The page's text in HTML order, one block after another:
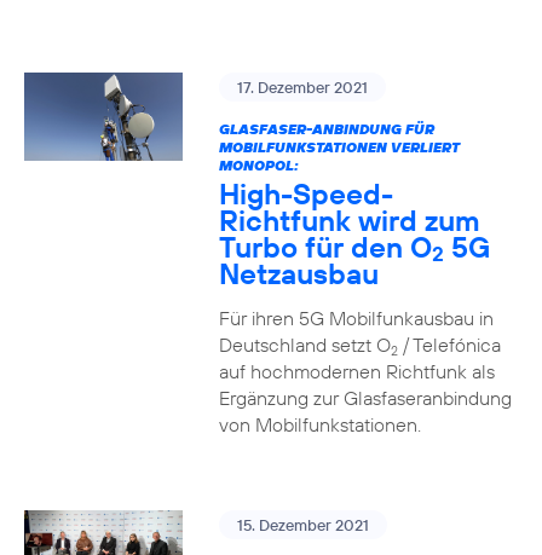
17. Dezember 2021
GLASFASER-ANBINDUNG FÜR
MOBILFUNKSTATIONEN VERLIERT
MONOPOL:
High-Speed-
Richtfunk wird zum
Turbo für den O2 5G
Netzausbau
Für ihren 5G Mobilfunkausbau in
Deutschland setzt O2/ Telefónica
auf hochmodernen Richtfunk als
Ergänzung zur Glasfaseranbindung
von Mobilfunkstationen.
15. Dezember 2021